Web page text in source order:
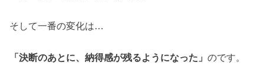
そして一番の変化は…
「決断のあとに、納得感が残るようになった」のです。